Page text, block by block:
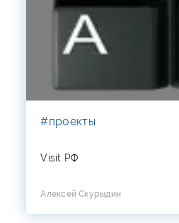
#проекты
Visit РФ
Алексей Скурыдин